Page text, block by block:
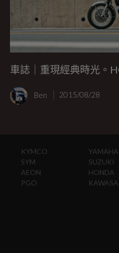
車誌｜重現經典時光。
Ben 2015/08/28
KYMCO
SYM
AEON
PGO
YAMAHA
SUZUKI
HONDA